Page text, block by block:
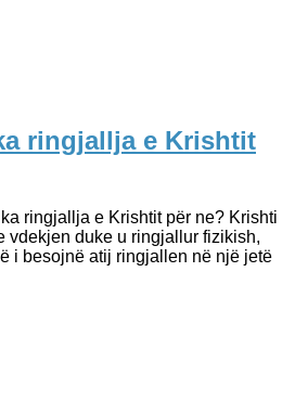
ringjallja e Krishtit
ringjallja e Krishtit për ne? Krishti
vdekjen duke u ringjallur fizikish,
i besojnë atij ringjallen në një jetë